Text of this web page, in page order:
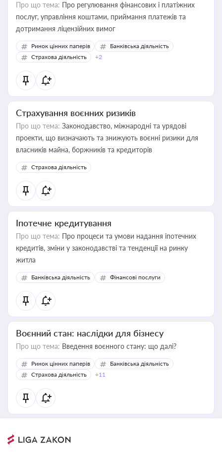
Про що тема: Про регулювання фінансових і платіжних
послуг, управління коштами, приймання платежів та
дотримання ліцензійних вимог
Ринок цінних паперів
Банківська діяльність
Страхова діяльність
+2
Страхування воєнних ризиків
Про що тема: Законодавство, міжнародні та урядові
проекти, що визначають та знижують воєнні ризики для
власників майна, боржників та кредиторів
Страхова діяльність
Іпотечне кредитування
Про що тема: Про процеси та умови надання іпотечних
кредитів, зміни у законодавстві та тенденції на ринку
житла
Банківська діяльність Фінансові послуги
Воєнний стан: наслідки для бізнесу
Про що тема: Введення воєнного стану: що далі?
Ринок цінних паперів
Банківська діяльність
Страхова діяльність
+11